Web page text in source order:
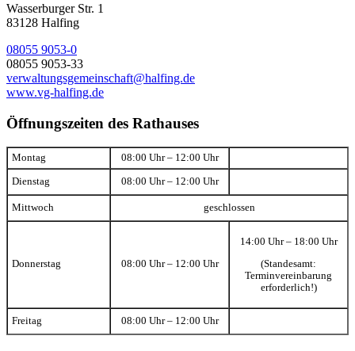
Wasserburger Str. 1
83128 Halfing
08055 9053-0
08055 9053-33
verwaltungsgemeinschaft@halfing.de
www.vg-halfing.de
Öffnungszeiten des Rathauses
Montag 08:00 Uhr – 12:00 Uhr
Dienstag 08:00 Uhr – 12:00 Uhr
Mittwoch geschlossen
Donnerstag 08:00 Uhr – 12:00 Uhr
14:00 Uhr – 18:00 Uhr
(Standesamt:
Terminvereinbarung
erforderlich!)
Freitag 08:00 Uhr – 12:00 Uhr